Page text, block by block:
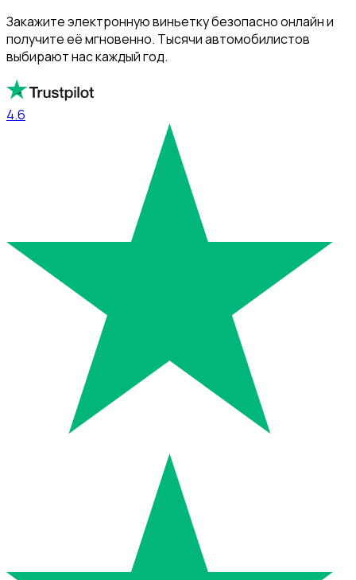
Закажите электронную виньетку безопасно онлайн и
получите её мгновенно. Тысячи автомобилистов
выбирают нас каждый год.
4.6